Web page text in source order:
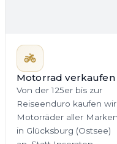
klaren Bedingungen. Auf
Wunsch holen wir Ihr
Motorrad in Glücksburg
(Ostsee) oder überall in
Schleswig-Holstein
kostenlos ab.